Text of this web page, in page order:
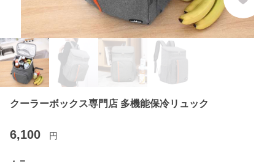
クーラーボックス専門店 多機能保冷リュック
6,100 円